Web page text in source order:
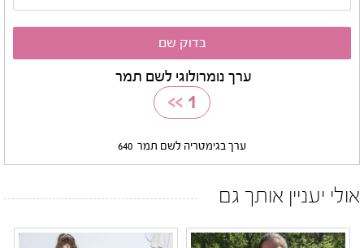
ערך נומרולוגי לשם תמר
1
>>
ערך בגימטריה לשם תמר 640
אולי יעניין אותך גם